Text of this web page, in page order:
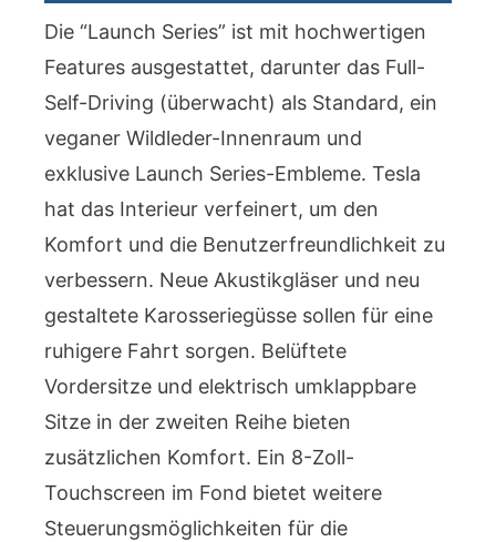
Die “Launch Series” ist mit hochwertigen
Features ausgestattet, darunter das Full-
Self-Driving (überwacht) als Standard, ein
veganer Wildleder-Innenraum und
exklusive Launch Series-Embleme. Tesla
hat das Interieur verfeinert, um den
Komfort und die Benutzerfreundlichkeit zu
verbessern. Neue Akustikgläser und neu
gestaltete Karosseriegüsse sollen für eine
ruhigere Fahrt sorgen. Belüftete
Vordersitze und elektrisch umklappbare
Sitze in der zweiten Reihe bieten
zusätzlichen Komfort. Ein 8-Zoll-
Touchscreen im Fond bietet weitere
Steuerungsmöglichkeiten für die